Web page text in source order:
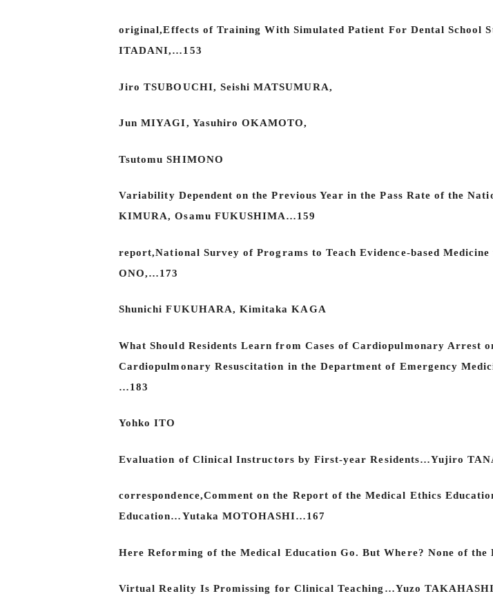
original,Effects of Training With Simulated Patient For Dental School
ITADANI,…153
Jiro TSUBOUCHI, Seishi MATSUMURA,
Jun MIYAGI, Yasuhiro OKAMOTO,
Tsutomu SHIMONO
Variability Dependent on the Previous Year in the Pass Rate of the
KIMURA, Osamu FUKUSHIMA…159
report,National Survey of Programs to Teach Evidence-based
ONO,…173
Shunichi FUKUHARA, Kimitaka KAGA
What Should Residents Learn from Cases of Cardiopulmonary Arrest
Cardiopulmonary Resuscitation in the Department of Emergency
…183
Yohko ITO
Evaluation of Clinical Instructors by First-year Residents…Yujiro
correspondence,Comment on the Report of the Medical Ethics
Education…Yutaka MOTOHASHI…167
Here Reforming of the Medical Education Go. But Where? None of
Virtual Reality Is Promissing for Clinical Teaching…Yuzo